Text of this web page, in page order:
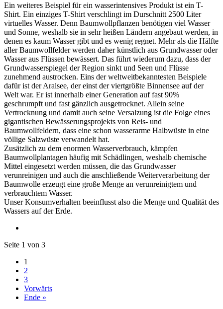
Ein weiteres Beispiel für ein wasserintensives Produkt ist ein T-
Shirt. Ein einziges T-Shirt verschlingt im Durschnitt 2500 Liter
virtuelles Wasser. Denn Baumwollpflanzen benötigen viel Wasser
und Sonne, weshalb sie in sehr heißen Ländern angebaut werden, in
denen es kaum Wasser gibt und es wenig regnet. Mehr als die Hälfte
aller Baumwollfelder werden daher künstlich aus Grundwasser oder
Wasser aus Flüssen bewässert. Das führt wiederum dazu, dass der
Grundwasserspiegel der Region sinkt und Seen und Flüsse
zunehmend austrocken. Eins der weltweitbekanntesten Beispiele
dafür ist der Aralsee, der einst der viertgrößte Binnensee auf der
Welt war. Er ist innerhalb einer Generation auf fast 90%
geschrumpft und fast gänzlich ausgetrocknet. Allein seine
Vertrocknung und damit auch seine Versalzung ist die Folge eines
gigantischen Bewässerungsprojekts von Reis- und
Baumwollfeldern, dass eine schon wasserarme Halbwüste in eine
völlige Salzwüste verwandelt hat.
Zusätzlich zu dem enormen Wasserverbrauch, kämpfen
Baumwollplantagen häufig mit Schädlingen, weshalb chemische
Mittel eingesetzt werden müssen, die das Grundwasser
verunreinigen und auch die anschließende Weiterverarbeitung der
Baumwolle erzeugt eine große Menge an verunreinigtem und
verbrauchtem Wasser.
Unser Konsumverhalten beeinflusst also die Menge und Qualität des
Wassers auf der Erde.
Seite 1 von 3
1
2
3
Vorwärts
Ende »